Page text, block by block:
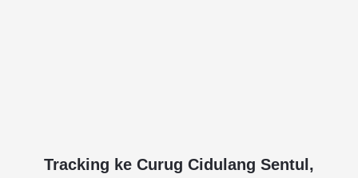
Tracking ke Curug Cidulang Sentul,